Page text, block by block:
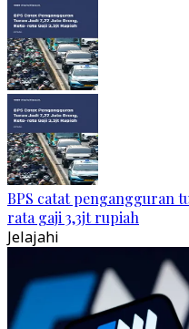
BPS catat pengangguran
rata gaji 3,3jt rupiah
Jelajahi